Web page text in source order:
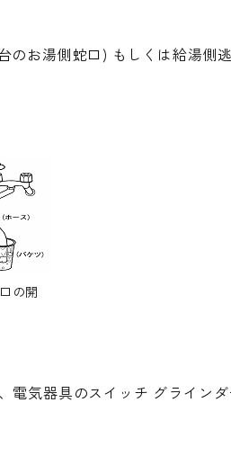
お湯側蛇口) もしくは給湯側
の開
気器具のスイッチ グライン